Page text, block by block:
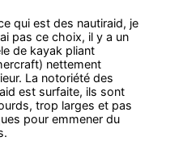
qui est des nautiraid, je
pas ce choix, il y a un
de kayak pliant
nettement
La notoriété des
est surfaite, ils sont
trop larges et pas
pour emmener du